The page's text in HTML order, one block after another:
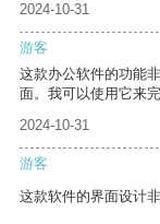
2024-10-31
游客
这款办公软件的功能
面。我可以使用它来
2024-10-31
游客
这款软件的界面设计